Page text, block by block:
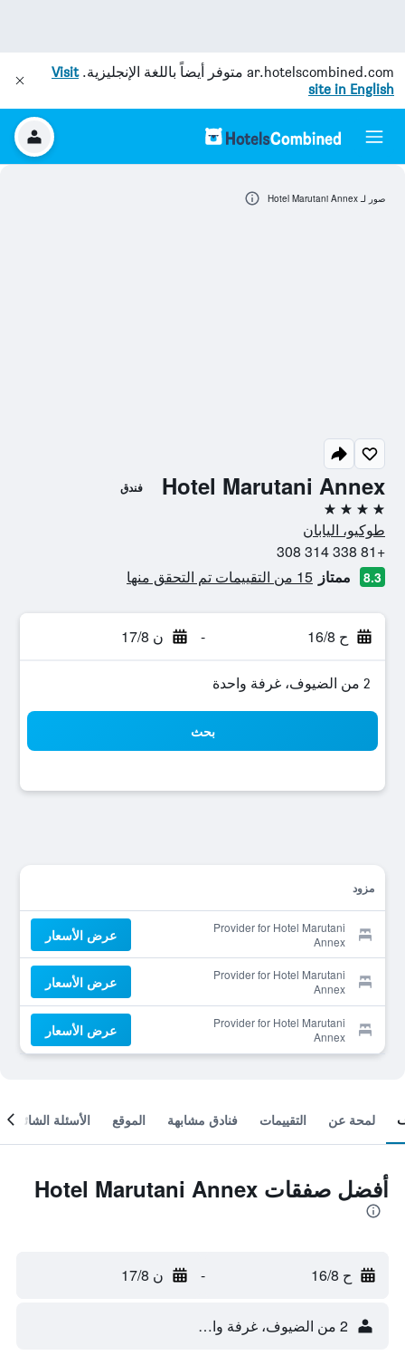
ar.hotelscombined.com متوفر أيضاً باللغة الإنجليزية.Visit
site in English
Hotel Marutani Annex فندق
4 نجوم
طوكيو، اليابان
+81 338 314 308
8.3 ممتاز 15 من التقييمات تم التحقق منها
ح 16/8 - ن 17/8
2 من الضيوف، غرفة واحدة
بحث
مزود
Provider for Hotel Marutani
Annex
عرض الأسعار
Provider for Hotel Marutani
Annex
عرض الأسعار
Provider for Hotel Marutani
Annex
عرض الأسعار
صور لـ Hotel Marutani Annex
لمحة عن التقييمات فنادق مشابهة الموقع الأسئلة الشائعة
أفضل صفقات Hotel Marutani Annex
ح 16/8 - ن 17/8
2 من الضيوف، غرفة واحدة